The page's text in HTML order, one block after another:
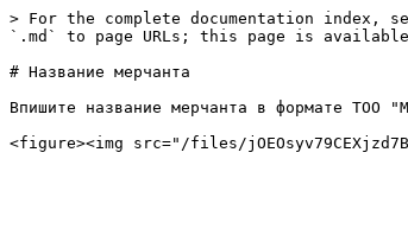
> For the complete documentation index,
`.md` to page URLs; this page is
# Название мерчанта
Впишите название мерчанта в формате TOO